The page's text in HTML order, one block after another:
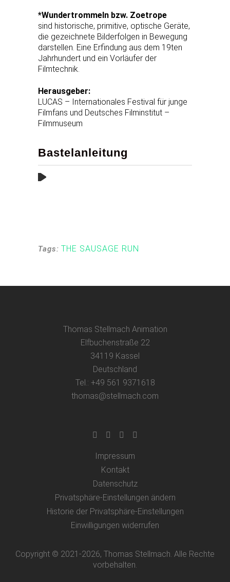
*Wundertrommeln bzw. Zoetrope
sind historische, primitive, optische Geräte,
die gezeichnete Bilderfolgen in Bewegung
darstellen. Eine Erfindung aus dem 19ten
Jahrhundert und ein Vorläufer der
Filmtechnik.
Herausgeber:
LUCAS – Internationales Festival für junge
Filmfans und Deutsches Filminstitut –
Filmmuseum
Bastelanleitung
Tags: THE SAUSAGE RUN
Thomas Stellmach Animation
Elfbuchenstraße 22
34119 Kassel
Deutschland
Tel.: +49 561 9371618
thomas@stellmach.com
Impressum
Kontakt
Datenschutz
Privatsphäre-Einstellungen ändern
Historie der Privatsphäre-Einstellungen
Einwilligungen widerrufen
Copyright © 2021-2026, Thomas Stellmach. Alle Rechte
vorbehalten.